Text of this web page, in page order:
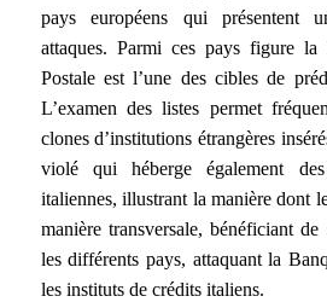
pays européens qui présentent
attaques. Parmi ces pays figure
Postale est l’une des cibles de
L’examen des listes permet
clones d’institutions étrangères
violé qui héberge également
italiennes, illustrant la manière dont
manière transversale, bénéficiant de
les différents pays, attaquant la
les instituts de crédits italiens.